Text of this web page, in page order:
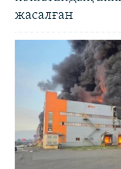
жасалған